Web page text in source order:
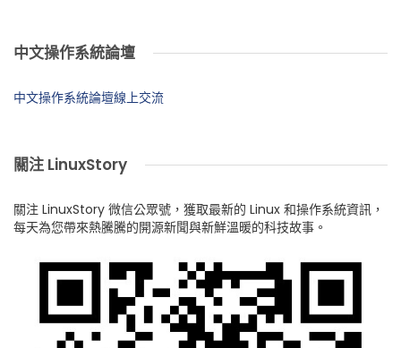
中文操作系統論壇
中文操作系統論壇線上交流
關注 LinuxStory
關注 LinuxStory 微信公眾號，獲取最新的 Linux 和操作系統資訊，
每天為您帶來熱騰騰的開源新聞與新鮮溫暖的科技故事。